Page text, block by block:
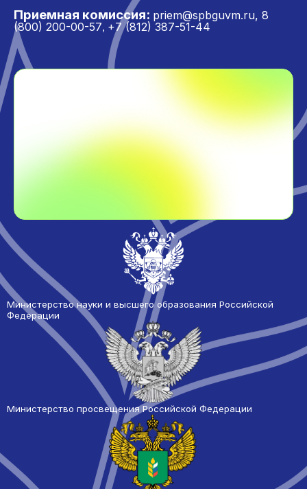
Приемная комиссия: priem@spbguvm.ru, 8
(800) 200-00-57, +7 (812) 387-51-44
Министерство науки и высшего образования Российской
Федерации
Министерство просвещения Российской Федерации